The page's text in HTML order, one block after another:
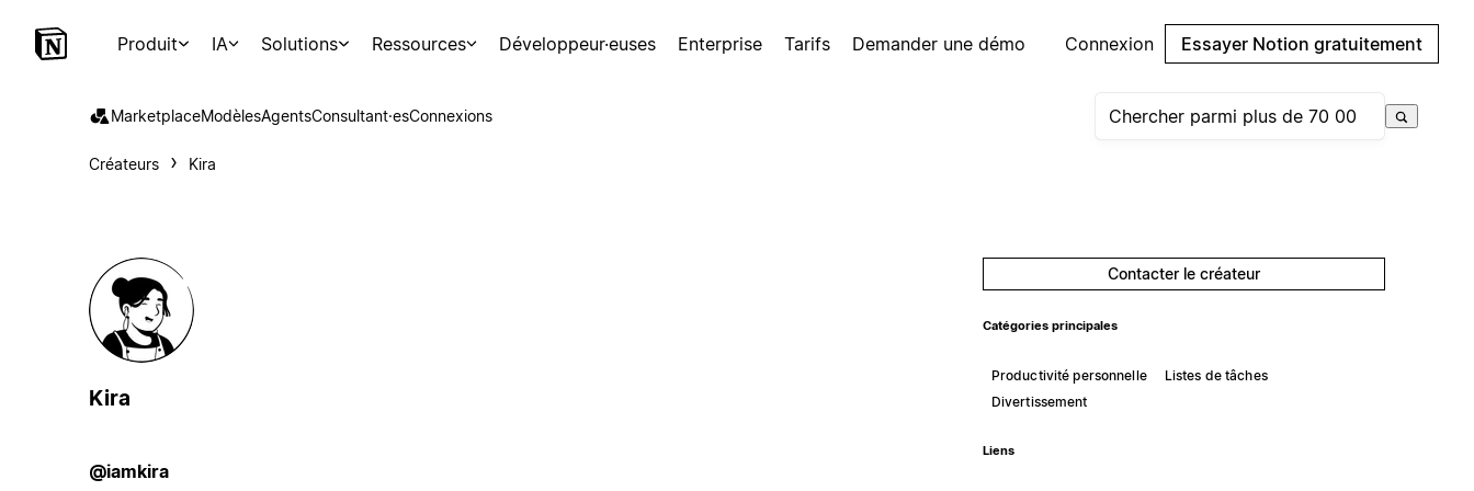
Produit IA Solutions Ressources Développeur·euses Enterprise Tarifs Demander une démo Connexion Essayer Notion gratuitement
MarketplaceModèlesAgentsConsultant·esConnexions
Créateurs Kira
Kira
@iamkira
Contacter le créateur
Catégories principales
Productivité personnelle
Listes de tâches
Divertissement
Liens